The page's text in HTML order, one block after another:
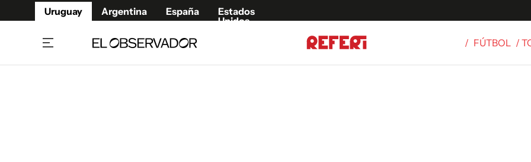
Uruguay Argentina España
Estados
Unidos
/ FÚTBOL /